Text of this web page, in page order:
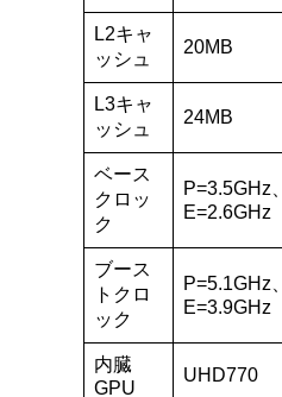
L2キャ
ッシュ
20MB
L3キャ
ッシュ
24MB
ベース
クロッ
ク
P=3.5GHz、
E=2.6GHz
ブース
トクロ
ック
P=5.1GHz、
E=3.9GHz
内臓
GPU
UHD770